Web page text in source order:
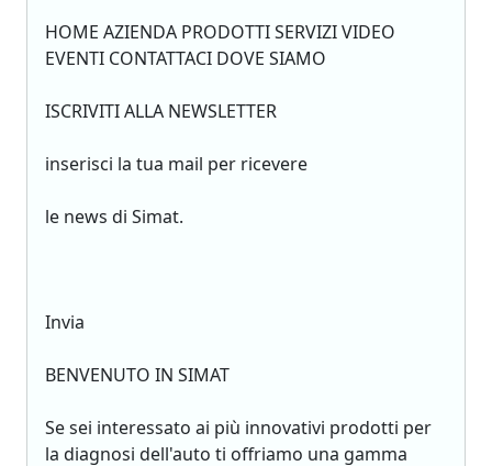
HOME AZIENDA PRODOTTI SERVIZI VIDEO
EVENTI CONTATTACI DOVE SIAMO
ISCRIVITI ALLA NEWSLETTER
inserisci la tua mail per ricevere
le news di Simat.
Invia
BENVENUTO IN SIMAT
Se sei interessato ai più innovativi prodotti per
la diagnosi dell'auto ti offriamo una gamma